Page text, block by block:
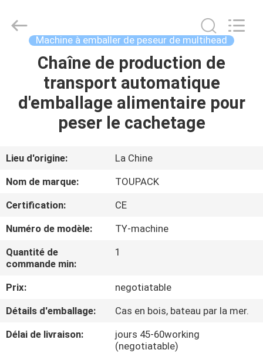
MAISON
PRODUITS
PROPOS
DE
NOUS
VISITE
D'USINE
CONTRÔLE
DE
QUALITÉ
EQUIPMENT
Machine à emballer de peseur de multihead
Chaîne de production de
transport automatique
d'emballage alimentaire pour
peser le cachetage
Lieu d'origine:
La Chine
Nom de marque:
TOUPACK
Certification:
CE
Numéro de modèle:
TY-machine
Quantité de
commande min:
1
Prix:
negotiatable
Détails d'emballage:
Cas en bois, bateau par la mer.
Délai de livraison:
jours 45-60working
(negotiatable)